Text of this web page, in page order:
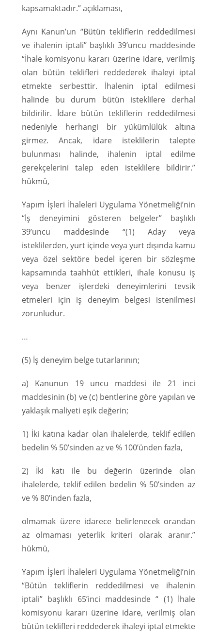
kapsamaktadır.” açıklaması,
Aynı Kanun’un “Bütün tekliflerin reddedilmesi
ve ihalenin iptali” başlıklı 39’uncu maddesinde
“İhale komisyonu kararı üzerine idare, verilmiş
olan bütün teklifleri reddederek ihaleyi iptal
etmekte serbesttir. İhalenin iptal edilmesi
halinde bu durum bütün isteklilere derhal
bildirilir. İdare bütün tekliflerin reddedilmesi
nedeniyle herhangi bir yükümlülük altına
girmez. Ancak, idare isteklilerin talepte
bulunması halinde, ihalenin iptal edilme
gerekçelerini talep eden isteklilere bildirir.”
hükmü,
Yapım İşleri İhaleleri Uygulama Yönetmeliği’nin
“İş deneyimini gösteren belgeler” başlıklı
39’uncu maddesinde “(1) Aday veya
isteklilerden, yurt içinde veya yurt dışında kamu
veya özel sektöre bedel içeren bir sözleşme
kapsamında taahhüt ettikleri, ihale konusu iş
veya benzer işlerdeki deneyimlerini tevsik
etmeleri için iş deneyim belgesi istenilmesi
zorunludur.
…
(5) İş deneyim belge tutarlarının;
a) Kanunun 19 uncu maddesi ile 21 inci
maddesinin (b) ve (c) bentlerine göre yapılan ve
yaklaşık maliyeti eşik değerin;
1) İki katına kadar olan ihalelerde, teklif edilen
bedelin % 50’sinden az ve % 100’ünden fazla,
2) İki katı ile bu değerin üzerinde olan
ihalelerde, teklif edilen bedelin % 50’sinden az
ve % 80’inden fazla,
olmamak üzere idarece belirlenecek orandan
az olmaması yeterlik kriteri olarak aranır.”
hükmü,
Yapım İşleri İhaleleri Uygulama Yönetmeliği’nin
“Bütün tekliflerin reddedilmesi ve ihalenin
iptali” başlıklı 65’inci maddesinde “ (1) İhale
komisyonu kararı üzerine idare, verilmiş olan
bütün teklifleri reddederek ihaleyi iptal etmekte